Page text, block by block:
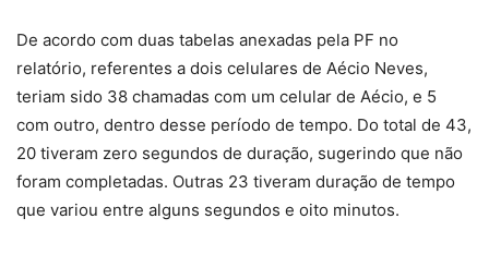
De acordo com duas tabelas anexadas pela PF no
relatório, referentes a dois celulares de Aécio Neves,
teriam sido 38 chamadas com um celular de Aécio, e 5
com outro, dentro desse período de tempo. Do total de 43,
20 tiveram zero segundos de duração, sugerindo que não
foram completadas. Outras 23 tiveram duração de tempo
que variou entre alguns segundos e oito minutos.